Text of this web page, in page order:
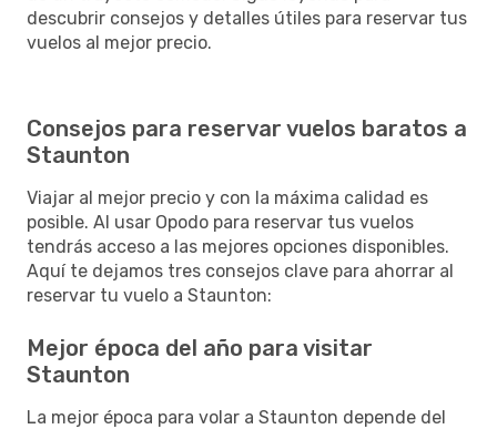
descubrir consejos y detalles útiles para reservar tus
vuelos al mejor precio.
Consejos para reservar vuelos baratos a
Staunton
Viajar al mejor precio y con la máxima calidad es
posible. Al usar Opodo para reservar tus vuelos
tendrás acceso a las mejores opciones disponibles.
Aquí te dejamos tres consejos clave para ahorrar al
reservar tu vuelo a Staunton:
Mejor época del año para visitar
Staunton
La mejor época para volar a Staunton depende del